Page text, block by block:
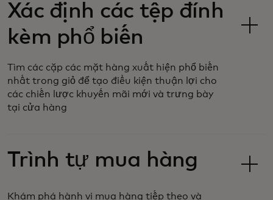
Xác định các tệp đính
kèm phổ biến
Tìm các cặp các mặt hàng xuất hiện phổ biến
nhất trong giỏ để tạo điều kiện thuận lợi cho
các chiến lược khuyến mãi mới và trưng bày
tại cửa hàng
Trình tự mua hàng
Khám phá hành vi mua hàng tiếp theo và